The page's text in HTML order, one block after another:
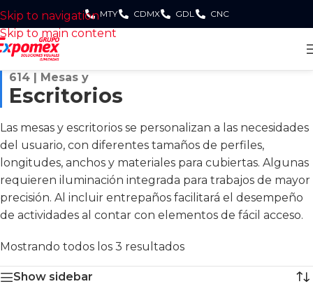
Skip to navigation
Skip to main content
MTY CDMX GDL CNC
614 | Mesas y
Escritorios
Las mesas y escritorios se personalizan a las necesidades
del usuario, con diferentes tamaños de perfiles,
longitudes, anchos y materiales para cubiertas. Algunas
requieren iluminación integrada para trabajos de mayor
precisión. Al incluir entrepaños facilitará el desempeño
de actividades al contar con elementos de fácil acceso.
Mostrando todos los 3 resultados
Show sidebar